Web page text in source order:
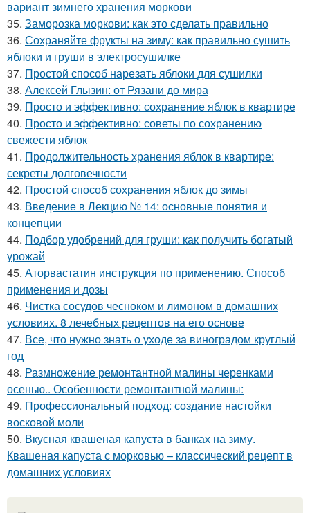
вариант зимнего хранения моркови
35. Заморозка моркови: как это сделать правильно
36. Сохраняйте фрукты на зиму: как правильно сушить
яблоки и груши в электросушилке
37. Простой способ нарезать яблоки для сушилки
38. Алексей Глызин: от Рязани до мира
39. Просто и эффективно: сохранение яблок в квартире
40. Просто и эффективно: советы по сохранению
свежести яблок
41. Продолжительность хранения яблок в квартире:
секреты долговечности
42. Простой способ сохранения яблок до зимы
43. Введение в Лекцию № 14: основные понятия и
концепции
44. Подбор удобрений для груши: как получить богатый
урожай
45. Аторвастатин инструкция по применению. Способ
применения и дозы
46. Чистка сосудов чесноком и лимоном в домашних
условиях. 8 лечебных рецептов на его основе
47. Все, что нужно знать о уходе за виноградом круглый
год
48. Размножение ремонтантной малины черенками
осенью.. Особенности ремонтантной малины:
49. Профессиональный подход: создание настойки
восковой моли
50. Вкусная квашеная капуста в банках на зиму.
Квашеная капуста с морковью – классический рецепт в
домашних условиях